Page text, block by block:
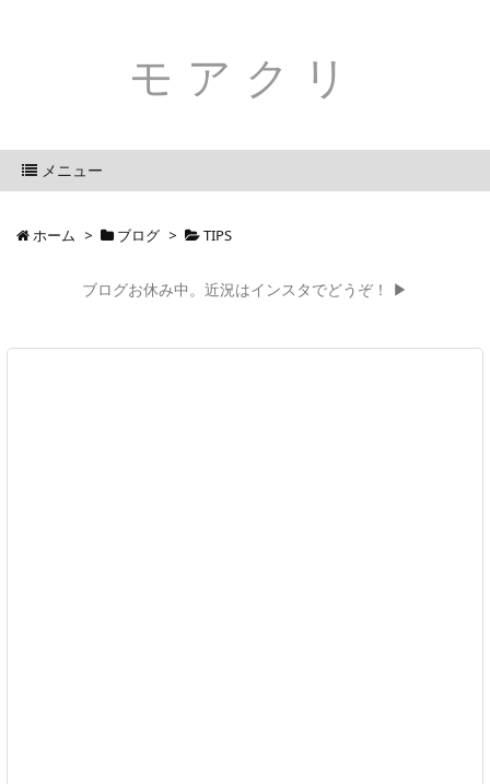
モアクリ
メニュー
ホーム > ブログ > TIPS
ブログお休み中。近況はインスタでどうぞ！ ▶